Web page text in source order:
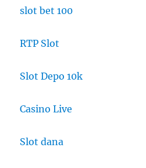
slot bet 100
RTP Slot
Slot Depo 10k
Casino Live
Slot dana